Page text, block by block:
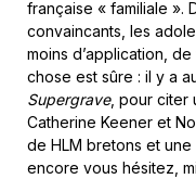
française « familiale ».
convaincants, les
moins d’application,
chose est sûre : il y a
Supergrave, pour citer
Catherine Keener et
de HLM bretons et une
encore vous hésitez,